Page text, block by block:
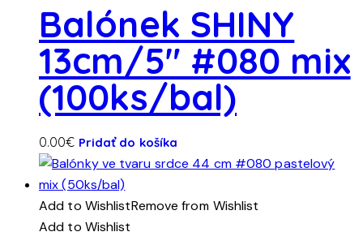
Balónek SHINY
13cm/5″ #080 mix
(100ks/bal)
0.00€ Pridať do košíka
Add to WishlistRemove from Wishlist
Add to Wishlist